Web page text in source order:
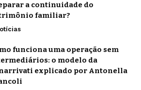
a continuidade do
familiar?
funciona uma operação sem
o modelo da
explicado por Antonella